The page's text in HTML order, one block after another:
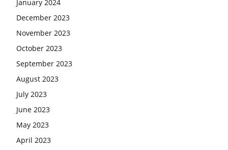
January 2024
December 2023
November 2023
October 2023
September 2023
August 2023
July 2023
June 2023
May 2023
April 2023